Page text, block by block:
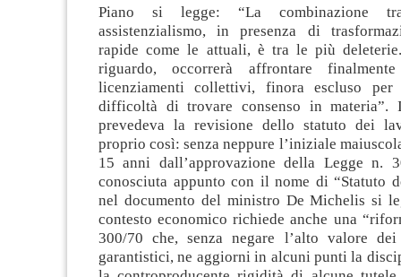
Piano si legge: “La combinazione
assistenzialismo, in presenza di
rapide come le attuali, è tra le più
riguardo, occorrerà affrontare
licenziamenti collettivi, finora escluso per
difficoltà di trovare consenso in materia”.
prevedeva la revisione dello statuto dei
proprio così: senza neppure l’iniziale
15 anni dall’approvazione della Legge n.
conosciuta appunto con il nome di “Statuto
nel documento del ministro De Michelis si
contesto economico richiede anche una
300/70 che, senza negare l’alto valore
garantistici, ne aggiorni in alcuni punti la